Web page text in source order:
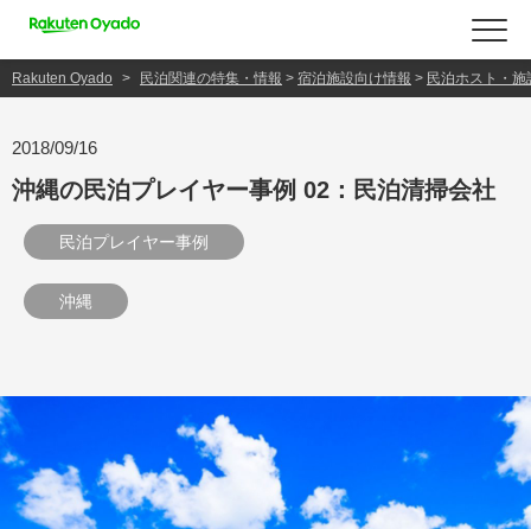
Rakuten Oyado 民泊関連の特集・情報 > 宿泊施設向け情報 > 民泊ホスト・
2018/09/16
沖縄の民泊プレイヤー事例 02：民泊清掃会社
民泊プレイヤー事例
沖縄